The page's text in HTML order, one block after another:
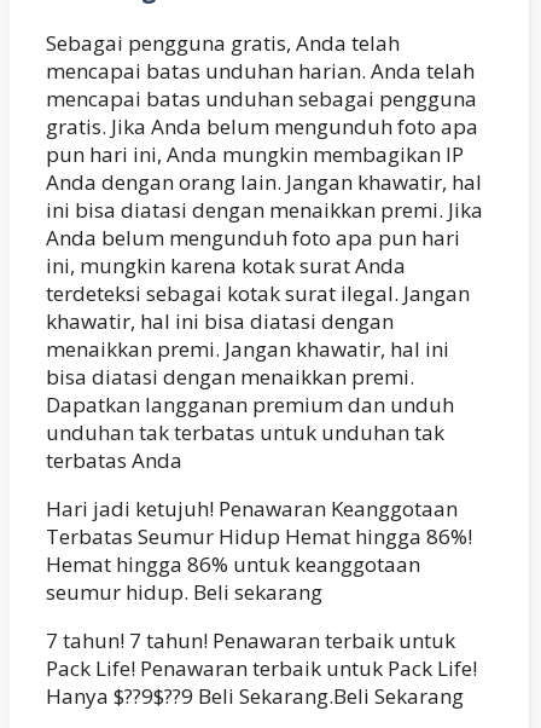
Sebagai pengguna gratis, Anda telah
mencapai batas unduhan harian. Anda telah
mencapai batas unduhan sebagai pengguna
gratis. Jika Anda belum mengunduh foto apa
pun hari ini, Anda mungkin membagikan IP
Anda dengan orang lain. Jangan khawatir, hal
ini bisa diatasi dengan menaikkan premi. Jika
Anda belum mengunduh foto apa pun hari
ini, mungkin karena kotak surat Anda
terdeteksi sebagai kotak surat ilegal. Jangan
khawatir, hal ini bisa diatasi dengan
menaikkan premi. Jangan khawatir, hal ini
bisa diatasi dengan menaikkan premi.
Dapatkan langganan premium dan unduh
unduhan tak terbatas untuk unduhan tak
terbatas Anda
Hari jadi ketujuh! Penawaran Keanggotaan
Terbatas Seumur Hidup Hemat hingga 86%!
Hemat hingga 86% untuk keanggotaan
seumur hidup. Beli sekarang
7 tahun! 7 tahun! Penawaran terbaik untuk
Pack Life! Penawaran terbaik untuk Pack Life!
Hanya $??9$??9 Beli Sekarang.Beli Sekarang